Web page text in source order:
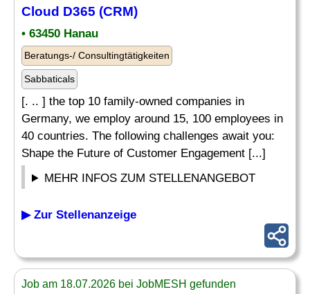
Cloud D365 (CRM)
• 63450 Hanau
Beratungs-/ Consultingtätigkeiten
Sabbaticals
[. .. ] the top 10 family-owned companies in
Germany, we employ around 15, 100 employees in
40 countries. The following challenges await you:
Shape the Future of Customer Engagement [...]
MEHR INFOS ZUM STELLENANGEBOT
▶ Zur Stellenanzeige
Job am 18.07.2026 bei JobMESH gefunden